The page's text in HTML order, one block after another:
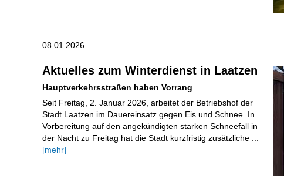
Aktuelles zum Winterdienst in Laatzen
Hauptverkehrsstraßen haben Vorrang
Seit Freitag, 2. Januar 2026, arbeitet der Betriebshof der
Stadt Laatzen im Dauereinsatz gegen Eis und Schnee. In
Vorbereitung auf den angekündigten starken Schneefall in
der Nacht zu Freitag hat die Stadt kurzfristig zusätzliche ...
[mehr]
08.01.2026